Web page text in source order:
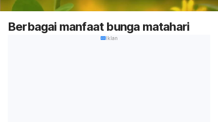
Berbagai manfaat bunga matahari
Iklan